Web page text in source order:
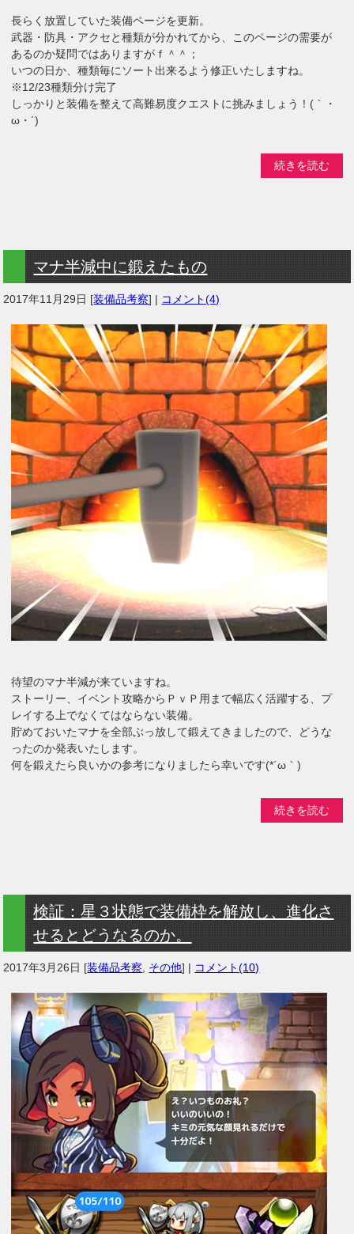
長らく放置していた装備ページを更新。
武器・防具・アクセと種類が分かれてから、このページの需要が
あるのか疑問ではありますがｆ＾＾；
いつの日か、種類毎にソート出来るよう修正いたしますね。
※12/23種類分け完了
しっかりと装備を整えて高難易度クエストに挑みましょう！(｀・
ω・´)
続きを読む
マナ半減中に鍛えたもの
2017年11月29日 [装備品考察] | コメント(4)
待望のマナ半減が来ていますね。
ストーリー、イベント攻略からＰｖＰ用まで幅広く活躍する、プ
レイする上でなくてはならない装備。
貯めておいたマナを全部ぶっ放して鍛えてきましたので、どうな
ったのか発表いたします。
何を鍛えたら良いかの参考になりましたら幸いです(*´ω｀)
続きを読む
検証：星３状態で装備枠を解放し、進化さ
せるとどうなるのか。
2017年3月26日 [装備品考察 その他] | コメント(10)